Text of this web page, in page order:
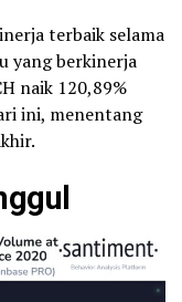
terbaik selama
yang berkinerja
naik 120,89%
ini, menentang